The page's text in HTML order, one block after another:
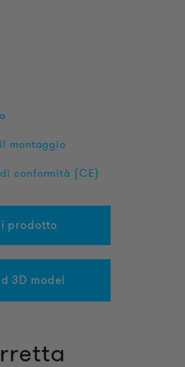
montaggio
conformità (CE)
prodotto
3D model